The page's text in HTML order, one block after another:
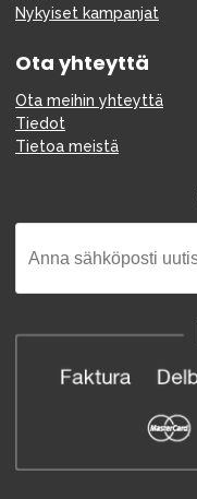
Nykyiset kampanjat
Ota yhteyttä
Ota meihin yhteyttä
Tiedot
Tietoa meistä